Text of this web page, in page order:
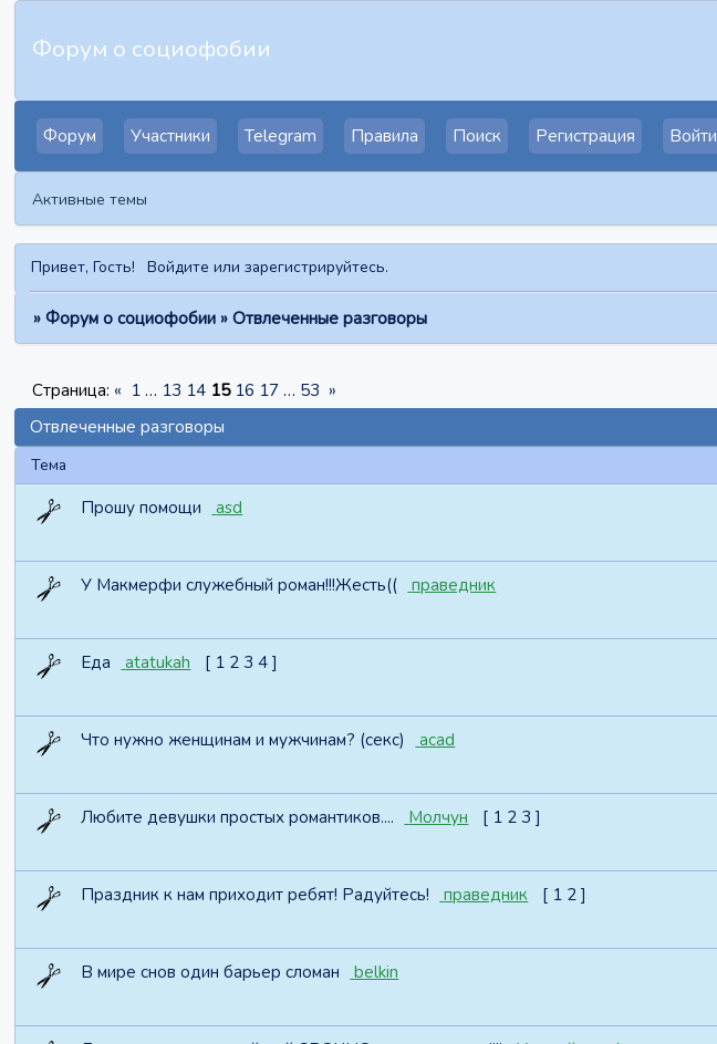
Форум о социофобии
Форум Участники Telegram Правила Поиск Регистрация Войти
Активные темы
Привет, Гость! Войдите илизарегистрируйтесь.
» Форум о социофобии » Отвлеченные разговоры
Отвлеченные разговоры
Страница: « 1 … 13 14 15 16 17 … 53 »
Тема
Прошу помощи asd
У Макмерфи служебный роман!!!Жесть(( праведник
Еда atatukah [ 1 2 3 4 ]
Что нужно женщинам и мужчинам? (секс) acad
Любите девушки простых романтиков.... Молчун [ 1 2 3 ]
Праздник к нам приходит ребят! Радуйтесь! праведник [ 1 2 ]
В мире снов один барьер сломан belkin